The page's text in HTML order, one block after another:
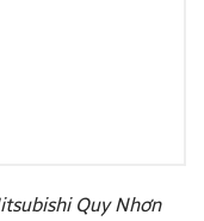
Quy Nhơn